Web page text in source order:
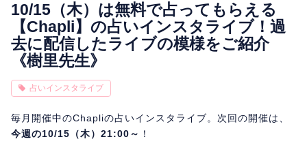
10/15（木）は無料で占ってもらえる
【Chapli】の占いインスタライブ！過
去に配信したライブの模様をご紹介
《樹里先生》
占いインスタライブ
毎月開催中のChapliの占いインスタライブ。次回の開催は、
今週の10/15（木）21:00～ ！